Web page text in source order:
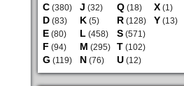
C (380)
D (83)
E (80)
F (94)
G (119)
J (32)
K (5)
L (458)
M (295)
N (76)
Q (18)
R (128)
S (571)
T (102)
U (12)
X (1)
Y (13)